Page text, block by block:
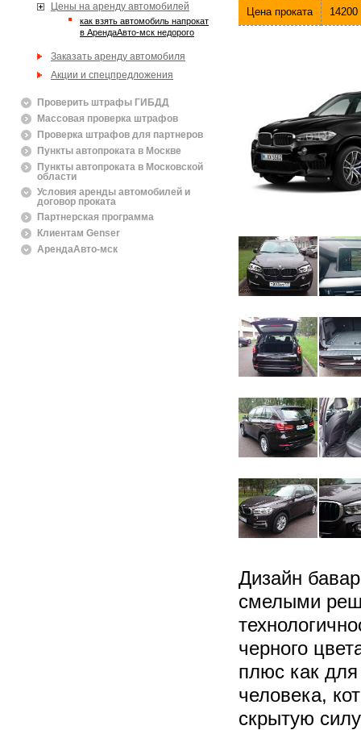
Цены на аренду автомобилей
Как взять автомобиль напрокат
в АрендаАвто-мск недорого
Заказать аренду автомобиля
Акции и спецпредложения
Проверить штрафы ГИБДД
Массовая проверка штрафов
Проверка штрафов для партнеров
Пункты автопроката в Москве
Пункты автопроката в Московской
области
Условия аренды автомобилей и
договор проката
Партнерская программа
Клиентам Genser
АрендаАвто-мск
Цена проката 14200
Дизайн
смелыми
черного
плюс как
человека,
скрытую